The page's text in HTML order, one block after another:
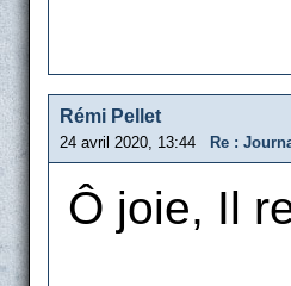
Rémi Pellet
24 avril 2020, 13:44 Re :
Ô joie, Il